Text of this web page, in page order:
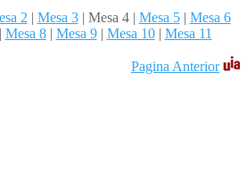
2 | Mesa 3| Mesa 4 | Mesa 5| Mesa 6
Mesa 8| Mesa 9| Mesa 10| Mesa 11
Pagina Anterior